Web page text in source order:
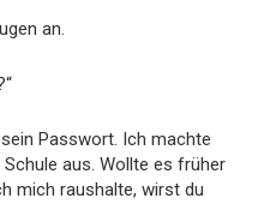
an.
Passwort. Ich machte
aus. Wollte es früher
mich raushalte, wirst du